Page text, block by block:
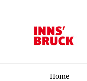
Home